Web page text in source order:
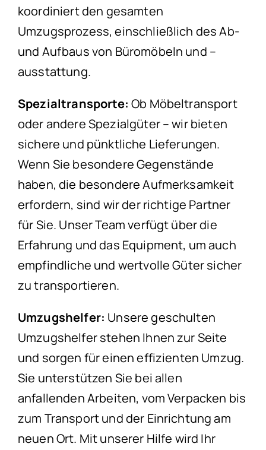
koordiniert den gesamten
Umzugsprozess, einschließlich des Ab-
und Aufbaus von Büromöbeln und –
ausstattung.
Spezialtransporte: Ob Möbeltransport
oder andere Spezialgüter – wir bieten
sichere und pünktliche Lieferungen.
Wenn Sie besondere Gegenstände
haben, die besondere Aufmerksamkeit
erfordern, sind wir der richtige Partner
für Sie. Unser Team verfügt über die
Erfahrung und das Equipment, um auch
empfindliche und wertvolle Güter sicher
zu transportieren.
Umzugshelfer: Unsere geschulten
Umzugshelfer stehen Ihnen zur Seite
und sorgen für einen effizienten Umzug.
Sie unterstützen Sie bei allen
anfallenden Arbeiten, vom Verpacken bis
zum Transport und der Einrichtung am
neuen Ort. Mit unserer Hilfe wird Ihr